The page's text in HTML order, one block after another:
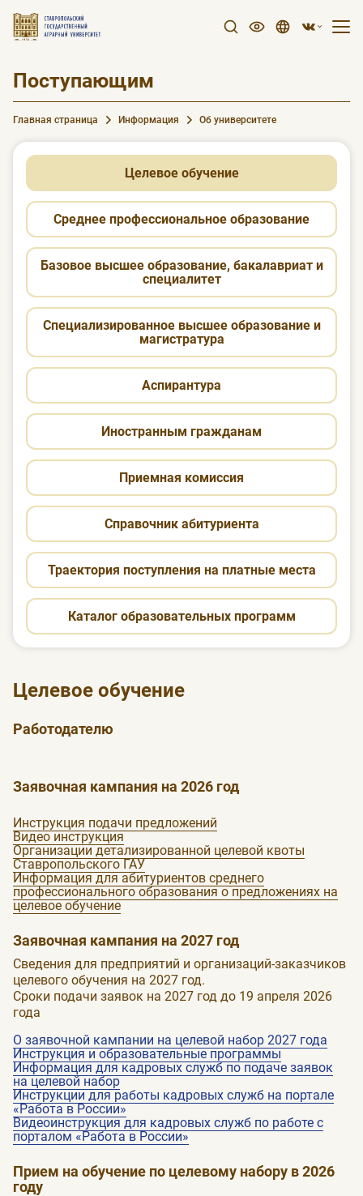
Поступающим
Главная страница Информация Об университете
Целевое обучение
Среднее профессиональное образование
Базовое высшее образование, бакалавриат и
специалитет
Специализированное высшее образование и
магистратура
Аспирантура
Иностранным гражданам
Приемная комиссия
Справочник абитуриента
Траектория поступления на платные места
Каталог образовательных программ
Целевое обучение
Работодателю
Заявочная кампания на 2026 год
Инструкция подачи предложений
Видео инструкция
Организации детализированной целевой квоты
Ставропольского ГАУ
Информация для абитуриентов среднего
профессионального образования о предложениях на
целевое обучение
Заявочная кампания на 2027 год
Сведения для предприятий и организаций-заказчиков
целевого обучения на 2027 год.
Сроки подачи заявок на 2027 год до 19 апреля 2026
года
О заявочной кампании на целевой набор 2027 года
Инструкция и образовательные программы
Информация для кадровых служб по подаче заявок
на целевой набор
Инструкции для работы кадровых служб на портале
«Работа в России»
Видеоинструкция для кадровых служб по работе с
порталом «Работа в России»
Прием на обучение по целевому набору в 2026
году